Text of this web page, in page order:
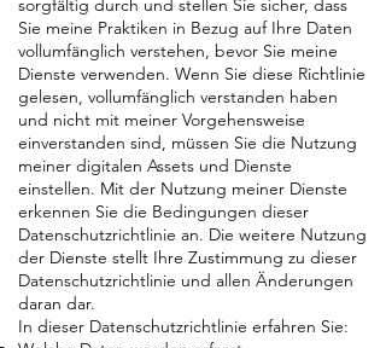
sorgfältig durch und stellen Sie sicher, dass
Sie meine Praktiken in Bezug auf Ihre Daten
vollumfänglich verstehen, bevor Sie meine
Dienste verwenden. Wenn Sie diese Richtlinie
gelesen, vollumfänglich verstanden haben
und nicht mit meiner Vorgehensweise
einverstanden sind, müssen Sie die Nutzung
meiner digitalen Assets und Dienste
einstellen. Mit der Nutzung meiner Dienste
erkennen Sie die Bedingungen dieser
Datenschutzrichtlinie an. Die weitere Nutzung
der Dienste stellt Ihre Zustimmung zu dieser
Datenschutzrichtlinie und allen Änderungen
daran dar.
In dieser Datenschutzrichtlinie erfahren Sie: